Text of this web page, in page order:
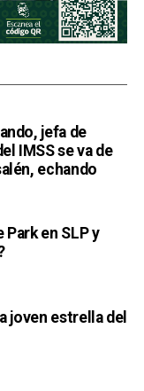
jefa de
IMSS se va de
echando
Park en SLP y
joven estrella del